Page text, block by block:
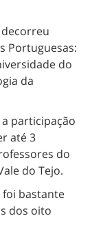
Portuguesas:
do
da
a participação
até 3
do
do Tejo.
foi bastante
dos oito